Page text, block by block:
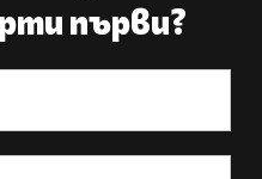
първи?